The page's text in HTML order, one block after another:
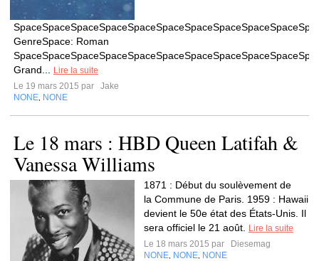
GenreSpace: Roman
Grand...
Lire la suite
Le 19 mars 2015 par
Jake
NONE NONE
Le 18 mars : HBD Queen Latifah &
Vanessa Williams
1871 : Début du soulèvement de
la Commune de Paris. 1959 : Hawaii
devient le 50e état des États-Unis. Il
sera officiel le 21 août.
Lire la suite
Le 18 mars 2015 par
Diesemag
NONE NONE NONE